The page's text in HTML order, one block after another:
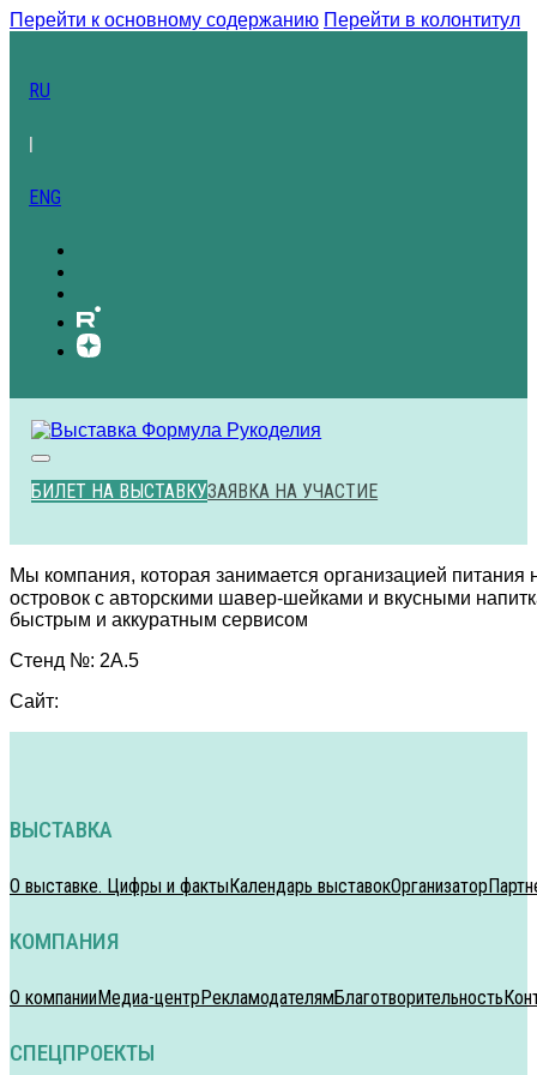
Перейти к основному содержанию Перейти в колонтитул
RU
ENG
БИЛЕТ НА ВЫСТАВКУЗАЯВКА НА УЧАСТИЕ
Мы компания, которая занимается организацией
островок с авторскими шавер-шейками и вкусными
быстрым и аккуратным сервисом
Стенд №: 2А.5
Сайт:
ВЫСТАВКА
О выставке. Цифры и фактыКалендарь выставокОрганизатор
КОМПАНИЯ
О компанииМедиа-центрРекламодателямБлаготворительность
СПЕЦПРОЕКТЫ